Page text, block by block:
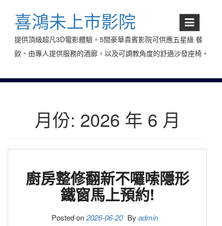
content喜鴻未上市影院
提供頂級超凡3D電影體驗。5間豪華貴賓影院可供應五星級 餐
飲、由專人提供服務的酒廊，以及可調教角度的舒適沙發座椅。
月份: 2026 年 6 月
廚房整修翻新不囉嗦隱形
鐵窗馬上預約!
Posted on2026-06-20 By admin